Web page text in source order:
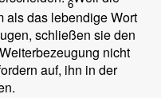
6
als das lebendige Wort
schließen sie den
nicht
auf, ihn in der